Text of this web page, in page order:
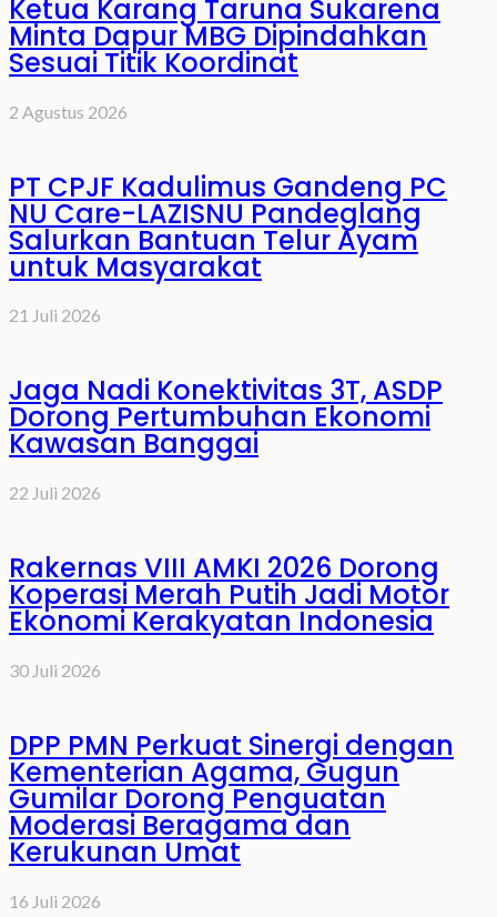
Ketua Karang Taruna Sukarena
Minta Dapur MBG Dipindahkan
Sesuai Titik Koordinat
2 Agustus 2026
PT CPJF Kadulimus Gandeng PC
NU Care-LAZISNU Pandeglang
Salurkan Bantuan Telur Ayam
untuk Masyarakat
21 Juli 2026
Jaga Nadi Konektivitas 3T, ASDP
Dorong Pertumbuhan Ekonomi
Kawasan Banggai
22 Juli 2026
Rakernas VIII AMKI 2026 Dorong
Koperasi Merah Putih Jadi Motor
Ekonomi Kerakyatan Indonesia
30 Juli 2026
DPP PMN Perkuat Sinergi dengan
Kementerian Agama, Gugun
Gumilar Dorong Penguatan
Moderasi Beragama dan
Kerukunan Umat
16 Juli 2026